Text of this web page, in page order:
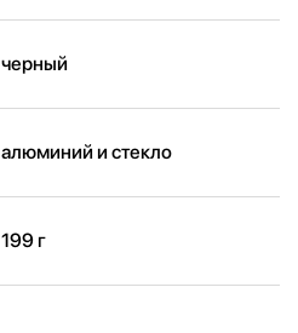
черный
алюминий и стекло
199 г